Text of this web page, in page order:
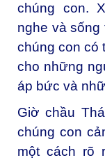
chúng con.
nghe và sống
chúng con có
cho những
áp bức và
Giờ chầu
chúng con
một cách rõ